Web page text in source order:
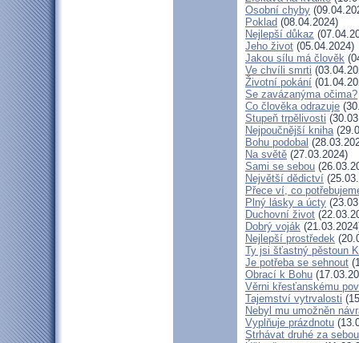
Osobní chyby
Poklad (08.04.2024)
Nejlepší důkaz
Jeho život (05.04.2024)
Jakou sílu má člověk
Ve chvíli smrti
Životní pokání
Se zavázanýma očima?
Co člověka odrazuje
Stupeň trpělivosti
Nejpoučnější kniha
Bohu podobal
Na světě (27.03.2024)
Sami se sebou
Největší dědictví
Přece ví, co
Plný lásky a úcty
Duchovní život
Dobrý voják
Nejlepší prostředek
Ty jsi šťastný pěstoun
Je potřeba se sehnout
Obrací k Bohu
Věrni křesťanskému
Tajemství vytrvalosti
Nebyl mu umožněn
Vyplňuje prázdnotu
Strhávat druhé za sebou